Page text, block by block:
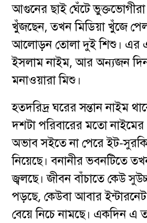
আগুনের ছাই ঘেঁটে
খুঁজছেন, তখন মিডিয়া খুঁজে
আলোড়ন তোলা দুই শিশু। এর
ইসলাম নাইম, আর অন্যজন
মনাওয়ারা মিশু।
হতদরিদ্র ঘরের সন্তান নাইম
দশটা পরিবারের মতো
অভাব সইতে না পেরে ইট-
নিয়েছে। বনানীর ভবনটিতে
জ্বলছে। জীবন বাঁচাতে কেউ
পড়ছে, কেউবা আবার
বেয়ে নিচে নামছে। একদিন এ